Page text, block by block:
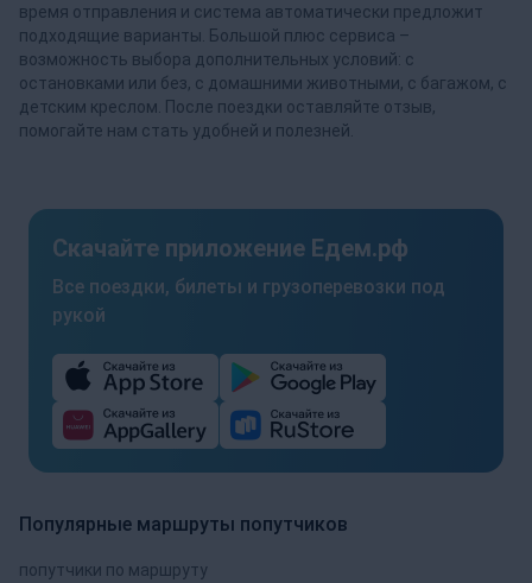
время отправления и система автоматически предложит
подходящие варианты. Большой плюс сервиса –
возможность выбора дополнительных условий: с
остановками или без, с домашними животными, с багажом, с
детским креслом. После поездки оставляйте отзыв,
помогайте нам стать удобней и полезней.
Скачайте приложение Едем.рф
Все поездки, билеты и грузоперевозки под
рукой
Популярные маршруты попутчиков
попутчики по маршруту